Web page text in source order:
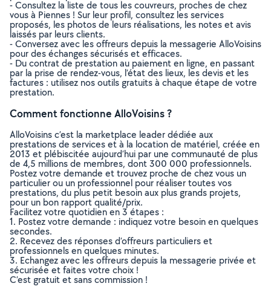
- Consultez la liste de tous les couvreurs, proches de chez
vous à Piennes ! Sur leur profil, consultez les services
proposés, les photos de leurs réalisations, les notes et avis
laissés par leurs clients.
- Conversez avec les offreurs depuis la messagerie AlloVoisins
pour des échanges sécurisés et efficaces.
- Du contrat de prestation au paiement en ligne, en passant
par la prise de rendez-vous, l’état des lieux, les devis et les
factures : utilisez nos outils gratuits à chaque étape de votre
prestation.
Comment fonctionne AlloVoisins ?
AlloVoisins c’est la marketplace leader dédiée aux
prestations de services et à la location de matériel, créée en
2013 et plébiscitée aujourd’hui par une communauté de plus
de 4,5 millions de membres, dont 300 000 professionnels.
Postez votre demande et trouvez proche de chez vous un
particulier ou un professionnel pour réaliser toutes vos
prestations, du plus petit besoin aux plus grands projets,
pour un bon rapport qualité/prix.
Facilitez votre quotidien en 3 étapes :
1. Postez votre demande : indiquez votre besoin en quelques
secondes.
2. Recevez des réponses d’offreurs particuliers et
professionnels en quelques minutes.
3. Echangez avec les offreurs depuis la messagerie privée et
sécurisée et faites votre choix !
C’est gratuit et sans commission !